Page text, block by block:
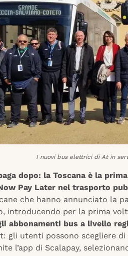
I nuovi bus elettrici di At in
dopo: la Toscana è la
Pay Later nel trasporto
che hanno annunciato la
introducendo per la prima
abbonamenti bus a livello
gli utenti possono scegliere di
l’app di Scalapay,